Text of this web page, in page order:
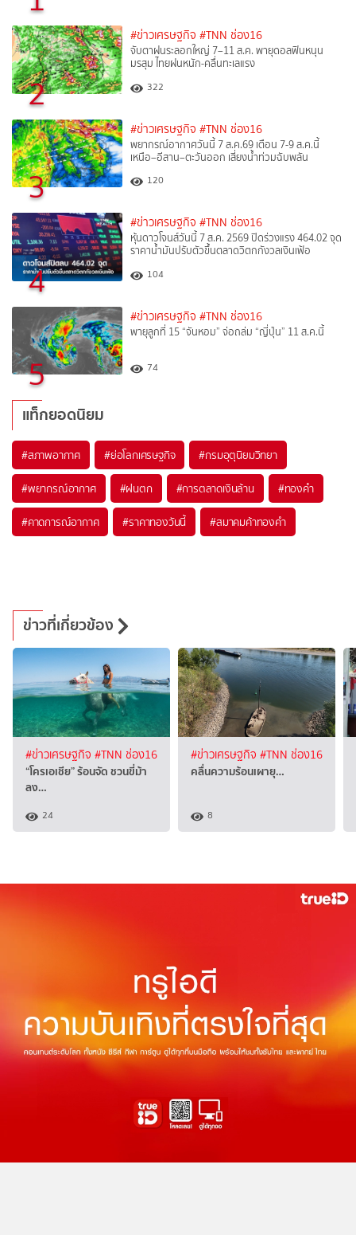
2
#ข่าวเศรษฐกิจ #TNN ช่อง16
จับตาฝนระลอกใหญ่ 7–11 ส.ค. พายุดอลฟินหนุน
มรสุม ไทยฝนหนัก-คลื่นทะเลแรง
322
3
#ข่าวเศรษฐกิจ #TNN ช่อง16
พยากรณ์อากาศวันนี้ 7 ส.ค.69 เตือน 7-9 ส.ค.นี้
เหนือ–อีสาน–ตะวันออก เสี่ยงน้ำท่วมฉับพลัน
120
4
#ข่าวเศรษฐกิจ #TNN ช่อง16
หุ้นดาวโจนส์วันนี้ 7 ส.ค. 2569 ปิดร่วงแรง 464.02 จุด
ราคาน้ำมันปรับตัวขึ้นตลาดวิตกกังวลเงินเฟ้อ
104
5
#ข่าวเศรษฐกิจ #TNN ช่อง16
พายุลูกที่ 15 “จันหอม” จ่อถล่ม “ญี่ปุ่น” 11 ส.ค.นี้
74
แท็กยอดนิยม
#สภาพอากาศ #ย่อโลกเศรษฐกิจ #กรมอุตุนิยมวิทยา
#พยากรณ์อากาศ #ฝนตก #การตลาดเงินล้าน #ทองคำ
#คาดการณ์อากาศ #ราคาทองวันนี้ #สมาคมค้าทองคำ
ข่าวที่เกี่ยวข้อง
#ข่าวเศรษฐกิจ #TNN ช่อง16
“โครเอเชีย” ร้อนจัด ชวนขี่ม้า
ลง…
24
#ข่าวเศรษฐกิจ #TNN ช่อง16
คลื่นความร้อนเผายุ…
8